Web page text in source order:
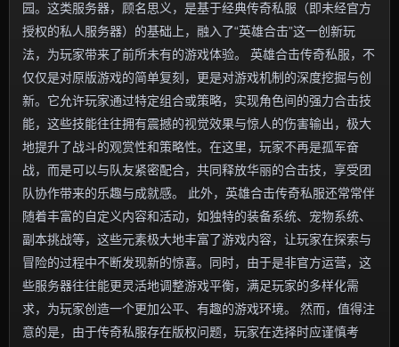
园。这类服务器，顾名思义，是基于经典传奇私服（即未经官方
授权的私人服务器）的基础上，融入了“英雄合击”这一创新玩
法，为玩家带来了前所未有的游戏体验。 英雄合击传奇私服，不
仅仅是对原版游戏的简单复刻，更是对游戏机制的深度挖掘与创
新。它允许玩家通过特定组合或策略，实现角色间的强力合击技
能，这些技能往往拥有震撼的视觉效果与惊人的伤害输出，极大
地提升了战斗的观赏性和策略性。在这里，玩家不再是孤军奋
战，而是可以与队友紧密配合，共同释放华丽的合击技，享受团
队协作带来的乐趣与成就感。 此外，英雄合击传奇私服还常常伴
随着丰富的自定义内容和活动，如独特的装备系统、宠物系统、
副本挑战等，这些元素极大地丰富了游戏内容，让玩家在探索与
冒险的过程中不断发现新的惊喜。同时，由于是非官方运营，这
些服务器往往能更灵活地调整游戏平衡，满足玩家的多样化需
求，为玩家创造一个更加公平、有趣的游戏环境。 然而，值得注
意的是，由于传奇私服存在版权问题，玩家在选择时应谨慎考